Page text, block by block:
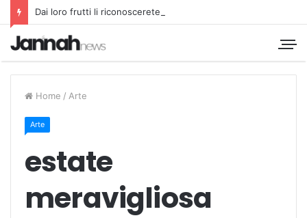
Dai loro frutti li riconoscerete
Home / Arte
Arte
estate
meravigliosa